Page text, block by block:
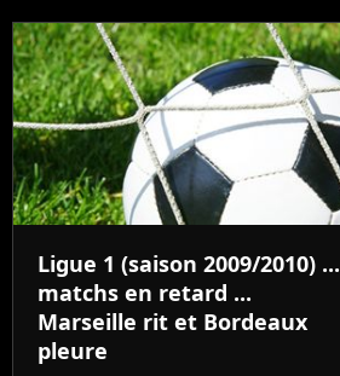
Ligue 1 (saison 2009/2010) ...
matchs en retard ...
Marseille rit et Bordeaux
pleure